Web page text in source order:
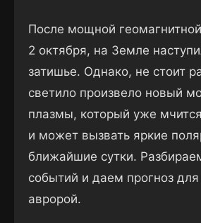
После мощной
2 октября, на Земле
затишье. Однако, не стоит
светило произвело новый
плазмы, который уже
и может вызвать яркие
ближайшие сутки.
событий и даем прогноз для
авророй.